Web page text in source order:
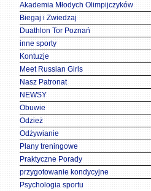
Akademia Młodych Olimpijczyków
Biegaj i Zwiedzaj
Duathlon Tor Poznań
inne sporty
Kontuzje
Meet Russian Girls
Nasz Patronat
NEWSY
Obuwie
Odzież
Odżywianie
Plany treningowe
Praktyczne Porady
przygotowanie kondycyjne
Psychologia sportu